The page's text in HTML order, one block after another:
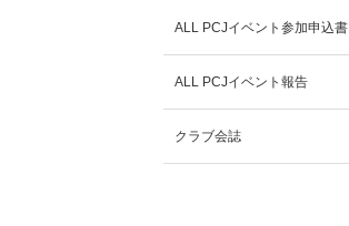
ALL PCJイベント参加申込書
ALL PCJイベント報告
クラブ会誌